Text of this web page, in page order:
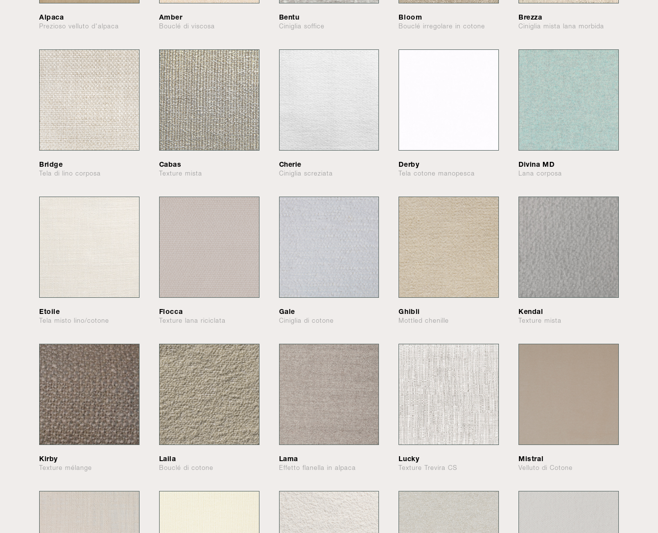
Alpaca
Prezioso velluto d'alpaca
Amber
Bouclé di viscosa
Bentu
Ciniglia soffice
Bloom
Bouclé irregolare in cotone
Brezza
Ciniglia mista lana morbida
Bridge
Tela di lino corposa
Cabas
Texture mista
Cherie
Ciniglia screziata
Derby
Tela cotone manopesca
Divina MD
Lana corposa
Etoile
Tela misto lino/cotone
Flocca
Texture lana riciclata
Gale
Ciniglia di cotone
Ghibli
Mottled chenille
Kendal
Texture mista
Kirby
Texture mélange
Laila
Bouclé di cotone
Lama
Effetto flanella in alpaca
Lucky
Texture Trevira CS
Mistral
Velluto di Cotone